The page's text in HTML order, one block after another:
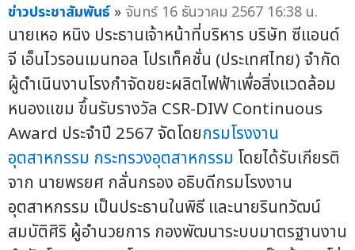
ข่าวประชาสัมพันธ์ » จันทร์ 16 ธันวาคม 2567 16:38 น.
นายเหอ หนิง ประธานเจ้าหน้าที่บริหาร บริษัท ซีแอนด์
จี เอ็นไวรอนเมนทอล โปรเท็คชั่น (ประเทศไทย) จำกัด
ผู้ดำเนินงานโรงกำจัดขยะผลิตไฟฟ้าเพื่อสิ่งแวดล้อม
หนองแขม ขึ้นรับรางวัล CSR-DIW Continuous
Award ประจำปี 2567 จัดโดยกรมโรงงาน
อุตสาหกรรม กระทรวงอุตสาหกรรม โดยได้รับเกียรติ
จาก นายพรยศ กลั่นกรอง อธิบดีกรมโรงงาน
อุตสาหกรรม เป็นประธานในพิธี และนายรินทวัฒน์
สมบัติศิริ ผู้อำนวยการ กองพัฒนาระบบมาตรฐานงาน